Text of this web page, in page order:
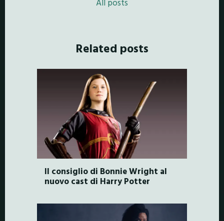
Related posts
Il consiglio di Bonnie Wright al
nuovo cast di Harry Potter